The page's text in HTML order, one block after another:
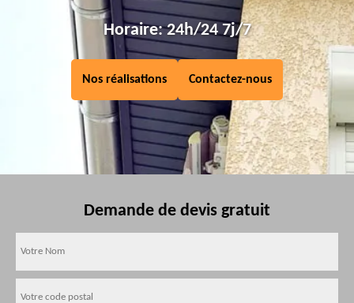
Horaire: 24h/24 7j/7
Nos réalisations Contactez-nous
Demande de devis gratuit